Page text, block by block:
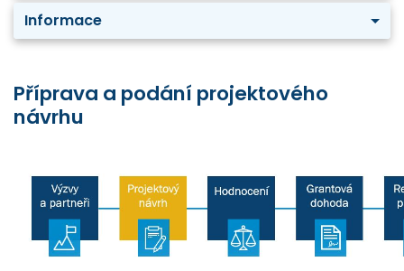
Informace
Příprava a podání projektového
návrhu